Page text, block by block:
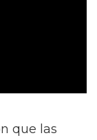
que las